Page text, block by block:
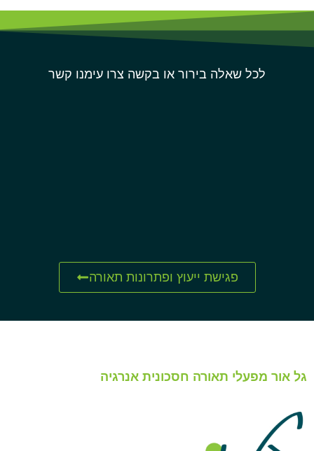
לכל שאלה בירור או בקשה צרו עימנו קשר
פגישת ייעוץ ופתרונות תאורה
גל אור מפעלי תאורה חסכונית אנרגיה